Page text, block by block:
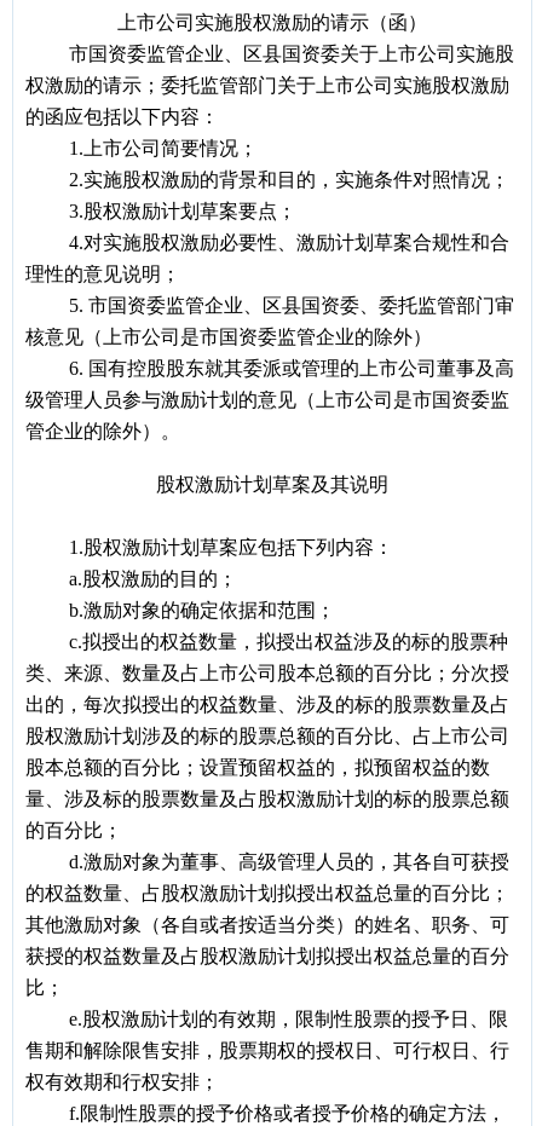
上市公司实施股权激励的请示（函）
市国资委监管企业、区县国资委关于上市公司实施股
权激励的请示；委托监管部门关于上市公司实施股权激励
的函应包括以下内容：
1. 上市公司简要情况；
2.实施股权激励的背景和目的，实施条件对照情况；
3.股权激励计划草案要点；
4.对实施股权激励必要性、激励计划草案合规性和合
理性的意见说明；
5. 市国资委监管企业、区县国资委、委托监管部门审
核意见（上市公司是市国资委监管企业的除外）
6. 国有控股股东就其委派或管理的上市公司董事及高
级管理人员参与激励计划的意见（上市公司是市国资委监
管企业的除外）。
股权激励计划草案及其说明
1.股权激励计划草案应包括下列内容：
a.股权激励的目的；
b.激励对象的确定依据和范围；
c.拟授出的权益数量，拟授出权益涉及的标的股票种
类、来源、数量及占上市公司股本总额的百分比；分次授
出的，每次拟授出的权益数量、涉及的标的股票数量及占
股权激励计划涉及的标的股票总额的百分比、占上市公司
股本总额的百分比；设置预留权益的，拟预留权益的数
量、涉及标的股票数量及占股权激励计划的标的股票总额
的百分比；
d.激励对象为董事、高级管理人员的，其各自可获授
的权益数量、占股权激励计划拟授出权益总量的百分比；
其他激励对象（各自或者按适当分类）的姓名、职务、可
获授的权益数量及占股权激励计划拟授出权益总量的百分
比；
e.股权激励计划的有效期，限制性股票的授予日、限
售期和解除限售安排，股票期权的授权日、可行权日、行
权有效期和行权安排；
f.限制性股票的授予价格或者授予价格的确定方法，